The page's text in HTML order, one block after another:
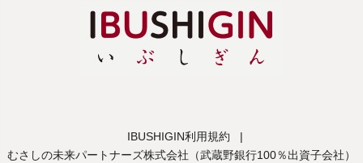
IBUSHIGIN利用規約
|
むさしの未来パートナーズ株式会社（武蔵野銀行100％出資子会社）